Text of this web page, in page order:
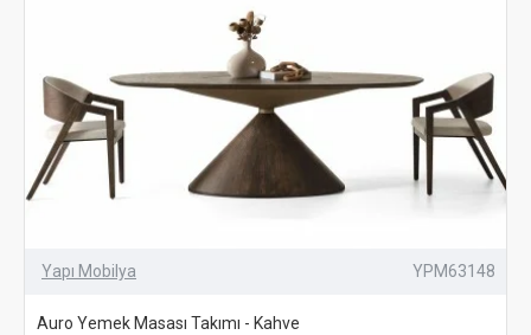
Yapı Mobilya YPM63148
Auro Yemek Masası Takımı - Kahve